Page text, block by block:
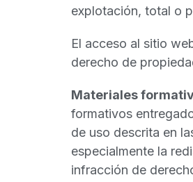
explotación, total o
El acceso al sitio
derecho de
Materiales
formativos
de uso descrita en
especialmente la
infracción de